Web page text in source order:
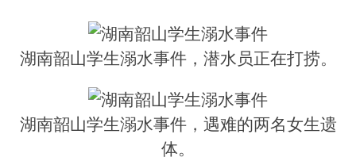
湖南韶山学生溺水事件，潜水员正在打捞。
湖南韶山学生溺水事件，遇难的两名女生遗
体。